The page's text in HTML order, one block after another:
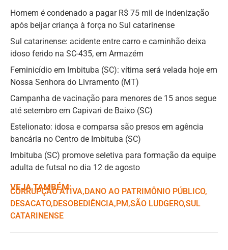
Homem é condenado a pagar R$ 75 mil de indenização
após beijar criança à força no Sul catarinense
Sul catarinense: acidente entre carro e caminhão deixa
idoso ferido na SC-435, em Armazém
Feminicídio em Imbituba (SC): vítima será velada hoje em
Nossa Senhora do Livramento (MT)
Campanha de vacinação para menores de 15 anos segue
até setembro em Capivari de Baixo (SC)
Estelionato: idosa e comparsa são presos em agência
bancária no Centro de Imbituba (SC)
Imbituba (SC) promove seletiva para formação da equipe
adulta de futsal no dia 12 de agosto
VEJA TAMBÉM:
CORRUPÇÃO ATIVA,ㅤDANO AO PATRIMÔNIO PÚBLICO,ㅤ
DESACATO,ㅤDESOBEDIÊNCIA,ㅤPM,ㅤSÃO LUDGERO,ㅤSUL
CATARINENSE